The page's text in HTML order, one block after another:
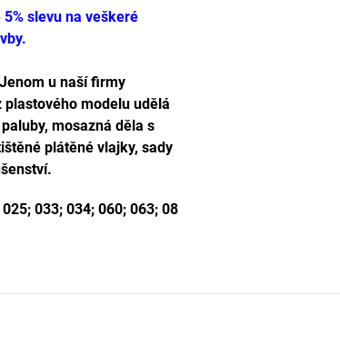
5% slevu na veškeré
u naší firmy
modelu udělá
mosazná děla s
plátěné vlajky, sady
033; 034; 060; 063; 08